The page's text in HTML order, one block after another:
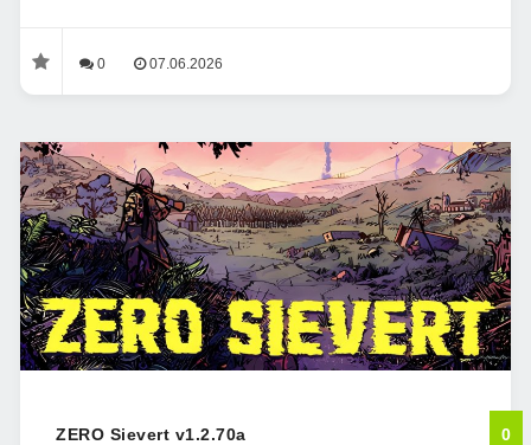
0 07.06.2026
ZERO Sievert v1.2.70a 0